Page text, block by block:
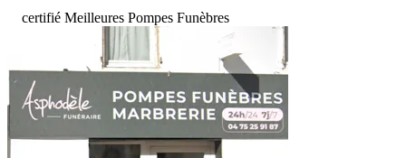
certifié Meilleures Pompes Funèbres